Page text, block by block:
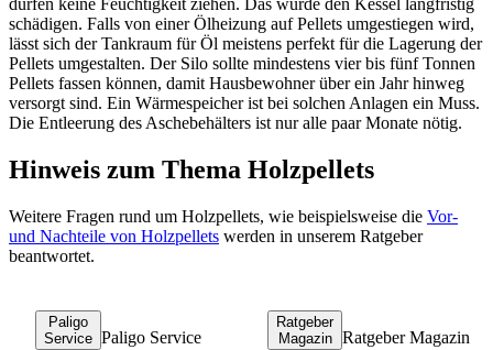
schädigen. Falls von einer Ölheizung auf Pellets umgestiegen wird,
lässt sich der Tankraum für Öl meistens perfekt für die Lagerung der
Pellets umgestalten. Der Silo sollte mindestens vier bis fünf Tonnen
Pellets fassen können, damit Hausbewohner über ein Jahr hinweg
versorgt sind. Ein Wärmespeicher ist bei solchen Anlagen ein Muss.
Die Entleerung des Aschebehälters ist nur alle paar Monate nötig.
Hinweis zum Thema Holzpellets
Weitere Fragen rund um Holzpellets, wie beispielsweise die Vor-
und Nachteile von Holzpellets werden in unserem Ratgeber
beantwortet.
Paligo
Service Paligo Service
Ratgeber
Magazin
Ratgeber Magazin